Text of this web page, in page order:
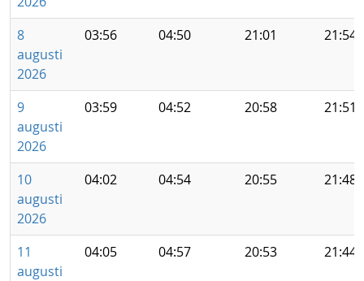
8
augusti
2026
03:56 04:50 21:01 21:54
9
augusti
2026
03:59 04:52 20:58 21:51
10
augusti
2026
04:02 04:54 20:55 21:48
11
augusti
04:05 04:57 20:53 21:44